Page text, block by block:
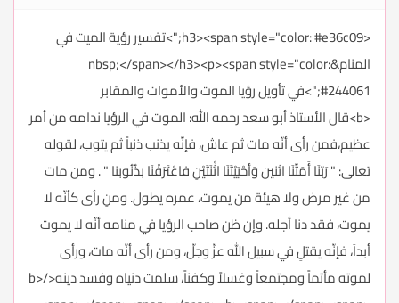
<h3><span style="color: #e36c09;">تفسير رؤية الميت في
المنام&nbsp;</span></h3><p><span style="color:
#244061;">في تأويل رؤيا الموت والأموات والمقابر
<b>قال الأستاذ أبو سعد رحمه الله: الموت في الرؤيا ندامه من أمر
عظيم،فمن رأى أنّه مات ثم عاش، فإنّه يذنب ذنباً ثم يتوب، لقوله
تعالى: " رَبّنَا أَمَتّنَا اثنين وَأحْيَيْتَنَا اثْنَتَيْنِ فاعْتَرَفْنَا بذُنُوبنا " . ومن مات
من غير مرض ولا هيئة من يموت، عمره يطول. ومنِ رأى كأنّه لا
يموت، فقد دنا أجله. وإن ظن صاحب الرؤيا في منامه أنّه لا يموت
أبداَ، فإنّه يقتلِ في سبيل الله عزّ وجلّ، ومن رأى أنّه مات، ورأى
لموته مأتماً ومجتمعاً وغسلاً وكفناً، سلمت دنياه وفسد دينه</b>